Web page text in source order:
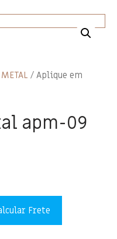
/ Aplique em
apm-09
Frete